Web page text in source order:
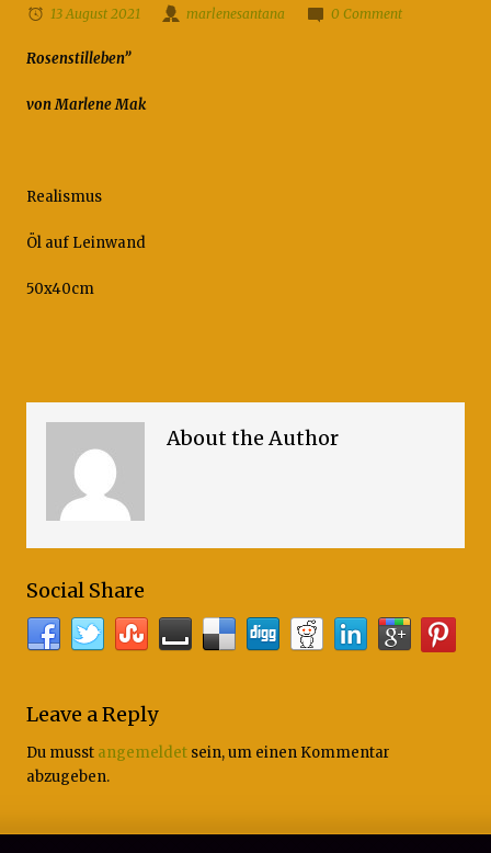
13 August 2021 marlenesantana 0 Comment
Rosenstilleben”
von Marlene Mak
Realismus
Öl auf Leinwand
50x40cm
About the Author
Social Share
Leave a Reply
Du musst angemeldet sein, um einen Kommentar
abzugeben.